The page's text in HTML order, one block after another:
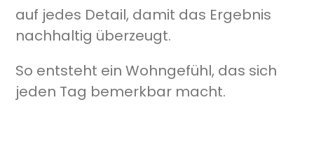
auf jedes Detail, damit das Ergebnis
nachhaltig überzeugt.
So entsteht ein Wohngefühl, das sich
jeden Tag bemerkbar macht.